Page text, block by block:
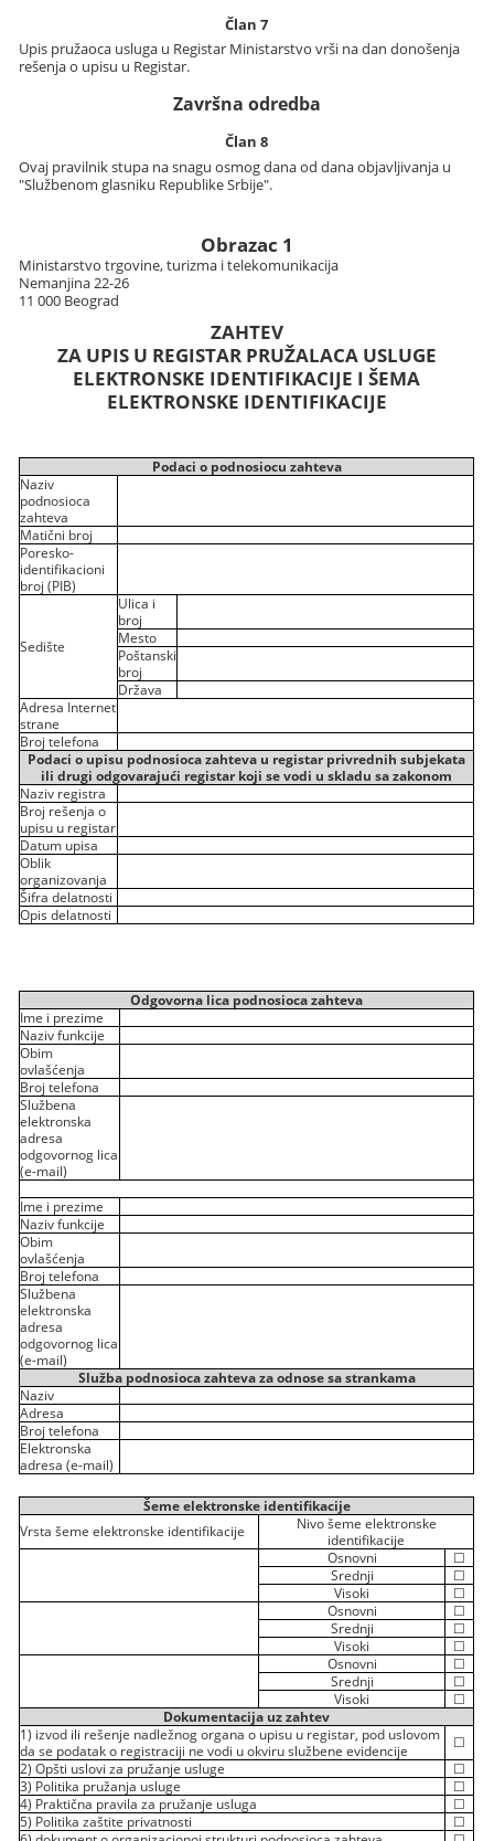
Član 7
Upis pružaoca usluga u Registar Ministarstvo vrši na dan donošenja
rešenja o upisu u Registar.
Završna odredba
Član 8
Ovaj pravilnik stupa na snagu osmog dana od dana objavljivanja u
"Službenom glasniku Republike Srbije".
Obrazac 1
Ministarstvo trgovine, turizma i telekomunikacija
Nemanjina 22-26
11 000 Beograd
ZAHTEV
ZA UPIS U REGISTAR PRUŽALACA USLUGE
ELEKTRONSKE IDENTIFIKACIJE I ŠEMA
ELEKTRONSKE IDENTIFIKACIJE
Podaci o podnosiocu zahteva
Naziv
podnosioca
zahteva
Matični broj
Poresko-
identifikacioni
broj (PIB)
Sedište
Ulica i
broj
Mesto
Poštanski
broj
Država
Adresa Internet
strane
Broj telefona
Podaci o upisu podnosioca zahteva u registar privrednih subjekata
ili drugi odgovarajući registar koji se vodi u skladu sa zakonom
Naziv registra
Broj rešenja o
upisu u registar
Datum upisa
Oblik
organizovanja
Šifra delatnosti
Opis delatnosti
Odgovorna lica podnosioca zahteva
Ime i prezime
Naziv funkcije
Obim
ovlašćenja
Broj telefona
Službena
elektronska
adresa
odgovornog lica
(e-mail)
Ime i prezime
Naziv funkcije
Obim
ovlašćenja
Broj telefona
Službena
elektronska
adresa
odgovornog lica
(e-mail)
Služba podnosioca zahteva za odnose sa strankama
Naziv
Adresa
Broj telefona
Elektronska
adresa (e-mail)
Šeme elektronske identifikacije
Vrsta šeme elektronske identifikacije
Nivo šeme elektronske
identifikacije
Osnovni
☐
Srednji
☐
Visoki
☐
Osnovni
☐
Srednji
☐
Visoki
☐
Osnovni
☐
Srednji
☐
Visoki
☐
Dokumentacija uz zahtev
1) izvod ili rešenje nadležnog organa o upisu u registar, pod uslovom
da se podatak o registraciji ne vodi u okviru službene evidencije
☐
2) Opšti uslovi za pružanje usluge
☐
3) Politika pružanja usluge
☐
4) Praktična pravila za pružanje usluga
☐
5) Politika zaštite privatnosti
☐